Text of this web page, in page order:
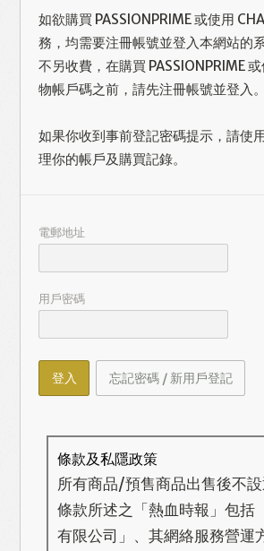
如欲購買 PASSIONPRIME 或使用
務，均需要注冊帳號並登入本網站的
不另收費，在購買 PASSIONPRIME
物帳戶碼之前，請先注冊帳號並登入。
如果你收到事前登記密碼提示，請使
理你的帳戶及購買記錄。
電郵地址
用戶密碼
登入 忘記密碼 / 新用戶登記
條款及私隱政策
所有商品/預售商品出售後不
條款所述之「熱血時報」包括
有限公司」、其網絡服務營運